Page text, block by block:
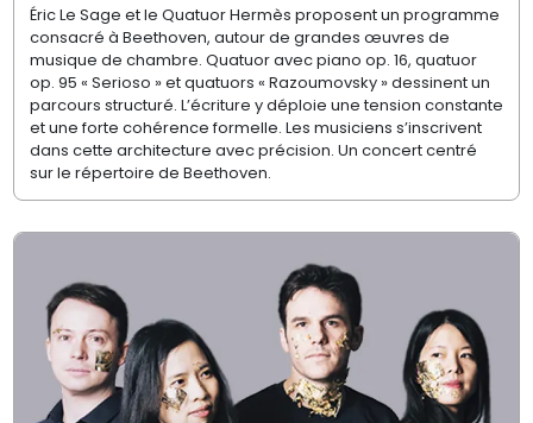
Éric Le Sage et le Quatuor Hermès proposent un programme
consacré à Beethoven, autour de grandes œuvres de
musique de chambre. Quatuor avec piano op. 16, quatuor
op. 95 « Serioso » et quatuors « Razoumovsky » dessinent un
parcours structuré. L’écriture y déploie une tension constante
et une forte cohérence formelle. Les musiciens s’inscrivent
dans cette architecture avec précision. Un concert centré
sur le répertoire de Beethoven.